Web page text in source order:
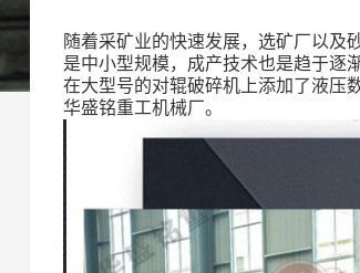
随着采矿业的快速发展，选矿厂以及
是中小型规模，成产技术也是趋于逐
在大型号的对辊破碎机上添加了液压
华盛铭重工机械厂。